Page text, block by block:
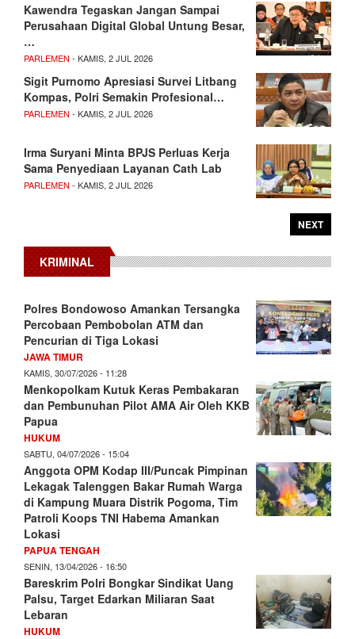
Kawendra Tegaskan Jangan Sampai
Perusahaan Digital Global Untung Besar,
…
PARLEMEN - KAMIS, 2 JUL 2026
Sigit Purnomo Apresiasi Survei Litbang
Kompas, Polri Semakin Profesional…
PARLEMEN - KAMIS, 2 JUL 2026
Irma Suryani Minta BPJS Perluas Kerja
Sama Penyediaan Layanan Cath Lab
PARLEMEN - KAMIS, 2 JUL 2026
NEXT
KRIMINAL
Polres Bondowoso Amankan Tersangka
Percobaan Pembobolan ATM dan
Pencurian di Tiga Lokasi
JAWA TIMUR
KAMIS, 30/07/2026 - 11:28
Menkopolkam Kutuk Keras Pembakaran
dan Pembunuhan Pilot AMA Air Oleh KKB
Papua
HUKUM
SABTU, 04/07/2026 - 15:04
Anggota OPM Kodap III/Puncak Pimpinan
Lekagak Talenggen Bakar Rumah Warga
di Kampung Muara Distrik Pogoma, Tim
Patroli Koops TNI Habema Amankan
Lokasi
PAPUA TENGAH
SENIN, 13/04/2026 - 16:50
Bareskrim Polri Bongkar Sindikat Uang
Palsu, Target Edarkan Miliaran Saat
Lebaran
HUKUM